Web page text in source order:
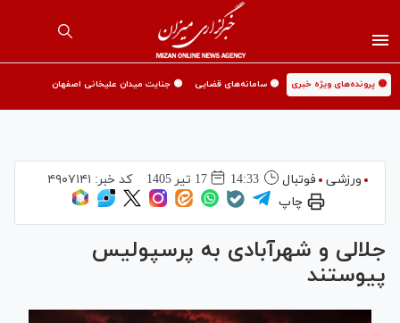
🟡 پرونده‌های ویژه خبری 🟡 سامانه‌های قضایی 🟡 جنایت میدان علیخانی اصفهان
ورزشی فوتبال 14:33 17 تير 1405 کد خبر: ۴۹۰۷۱۴۱
چاپ
جلالی و شهرآبادی به پرسپولیس
پیوستند